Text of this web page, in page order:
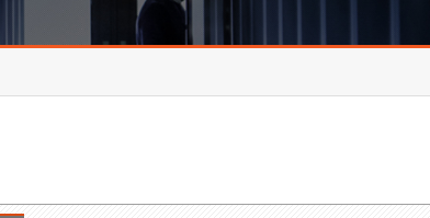
호남권연구본부
기획본부